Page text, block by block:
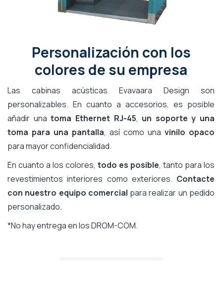
Personalización con los
colores de su empresa
Las cabinas acústicas Evavaara Design son
personalizables. En cuanto a accesorios, es posible
añadir unatoma Ethernet RJ-45, un soporte y una
toma para una pantalla, así como una vinilo opaco
para mayor confidencialidad.
En cuanto a los colores, todo es posible, tanto para los
revestimientos interiores como exteriores. Contacte
con nuestro equipo comercial para realizar un pedido
personalizado.
*No hay entrega en los DROM-COM.